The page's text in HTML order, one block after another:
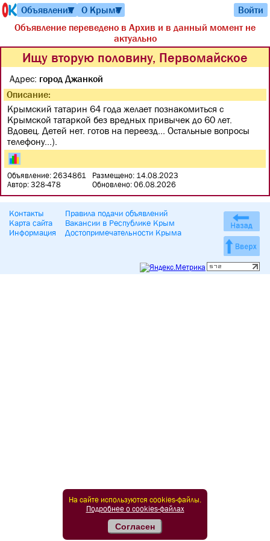
Объявления
▼ О Крыме
▼
Войти
Объявление переведено в Архив и в данный момент не
актуально
Ищу вторую половину, Первомайское
Адрес: город Джанкой
Описание:
Крымский татарин 64 года желает познакомиться с
Крымской татаркой без вредных привычек до 60 лет.
Вдовец. Детей нет. готов на переезд... Остальные вопросы
телефону...).
Объявление: 2634861
Автор: 328-478
Размещено: 14.08.2023
Обновлено: 06.08.2026
Контакты
Карта сайта
Информация
Правила подачи объявлений
Вакансии в Республике Крым
Достопримечательности Крыма
На сайте используются cookies-файлы.
Подробнее о cookies-файлах
Согласен